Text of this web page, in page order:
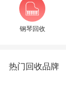
钢琴回收
热门回收品牌